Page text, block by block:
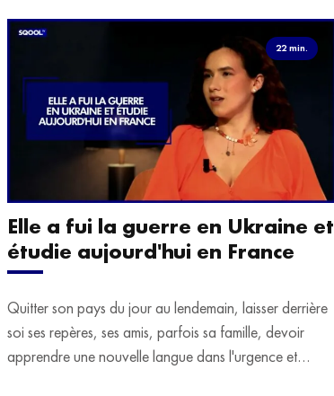
22 min.
Elle a fui la guerre en Ukraine et
étudie aujourd'hui en France
Quitter son pays du jour au lendemain, laisser derrière
soi ses repères, ses amis, parfois sa famille, devoir
apprendre une nouvelle langue dans l'urgence et